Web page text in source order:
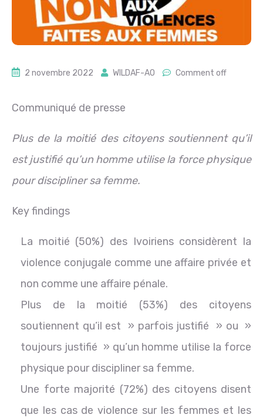
2 novembre 2022 WILDAF-AO Comment off
Communiqué de presse
Plus de la moitié des citoyens soutiennent qu’il
est justifié qu’un homme utilise la force physique
pour discipliner sa femme.
Key findings
La moitié (50%) des Ivoiriens considèrent la
violence conjugale comme une affaire privée et
non comme une affaire pénale.
Plus de la moitié (53%) des citoyens
soutiennent qu’il est » parfois justifié » ou »
toujours justifié » qu’un homme utilise la force
physique pour discipliner sa femme.
Une forte majorité (72%) des citoyens disent
que les cas de violence sur les femmes et les